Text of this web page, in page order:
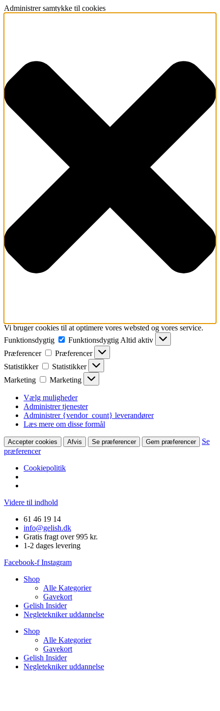
Administrer samtykke til cookies
Vi bruger cookies til at optimere vores websted og vores service.
Funktionsdygtig
Funktionsdygtig Altid aktiv
Præferencer
Præferencer
Statistikker
Statistikker
Marketing
Marketing
Vælg muligheder
Administrer tjenester
Administrer {vendor_count} leverandører
Læs mere om disse formål
Accepter cookies Afvis Se præferencer Gem præferencer
Se
præferencer
Cookiepolitik
Videre til indhold
61 46 19 14
info@gelish.dk
Gratis fragt over 995 kr.
1-2 dages levering
Facebook-f Instagram
Shop
Alle Kategorier
Gavekort
Gelish Insider
Negletekniker uddannelse
Shop
Alle Kategorier
Gavekort
Gelish Insider
Negletekniker uddannelse